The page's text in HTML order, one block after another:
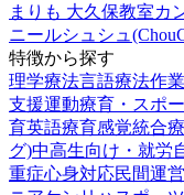
まりも 大久保教室カ
ニールシュシュ
特徴から探す
理学療法言語療法作
支援運動療育・スポ
育英語療育感覚統合
グ)中高生向け・就労
重症心身対応民間運営